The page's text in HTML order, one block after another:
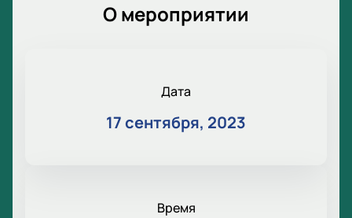
О мероприятии
Дата
17 сентября, 2023
Время